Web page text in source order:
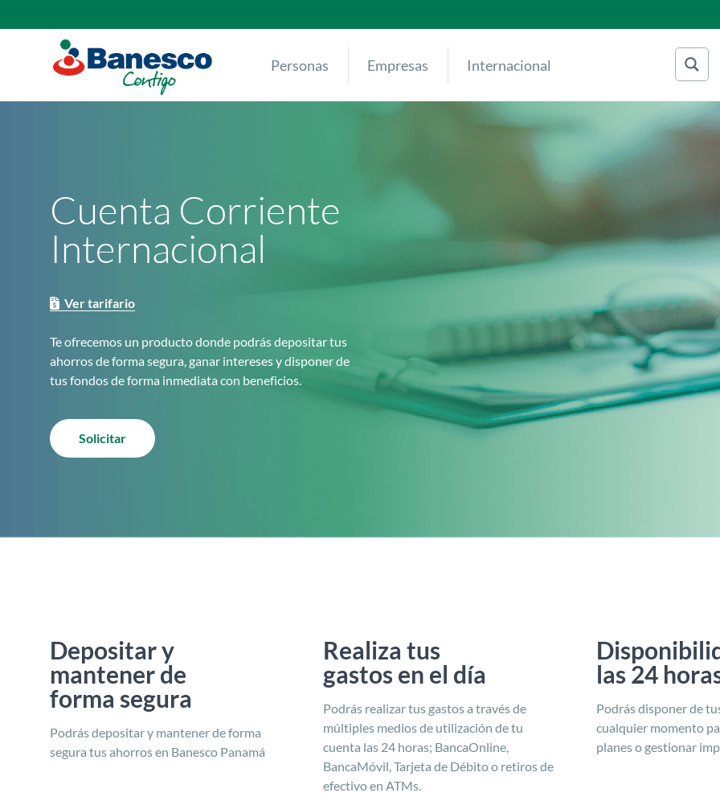
content
Personas Empresas Internacional
Cuenta Corriente
Internacional
Ver tarifario
Te ofrecemos un producto donde podrás depositar tus
ahorros de forma segura, ganar intereses y disponer de
tus fondos de forma inmediata con beneficios.
Solicitar
Depositar y
mantener de
forma segura
Podrás depositar y mantener de forma
segura tus ahorros en Banesco Panamá
Realiza tus
gastos en el día
Podrás realizar tus gastos a través de
múltiples medios de utilización de tu
cuenta las 24 horas; BancaOnline,
BancaMóvil, Tarjeta de Débito o retiros de
efectivo en ATMs.
las 24
Podrás disponer de
cualquier momento
planes o gestionar